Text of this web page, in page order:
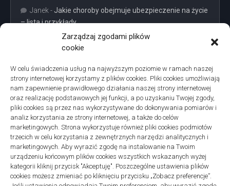
Zarządzaj zgodami plików
cookie
W celu świadczenia usług na najwyższym poziomie w ramach naszej
strony internetowej korzystamy z plików cookies. Pliki cookies umożliwiają
nam zapewnienie prawidłowego działania naszej strony internetowej
oraz realizację podstawowych jej funkcji, a po uzyskaniu Twojej zgody,
pliki cookies są przez nas wykorzystywane do dokonywania pomiarów i
analiz korzystania ze strony internetowej, a także do celów
marketingowych. Strona wykorzystuje również pliki cookies podmiotów
trzecich w celu korzystania z zewnętrznych narzędzi analitycznych i
marketingowych. Aby wyrazić zgodę na instalowanie na Twoim
urządzeniu końcowym plików cookies wszystkich wskazanych wyżej
kategorii kliknij przycisk "Akceptuję". Poszczególne ustawienia plików
cookies możesz zmieniać po kliknięciu przycisku „Zobacz preferencje”.
Janek - Jakie choroby obejmuje ubezpieczenie na życie
– lista i przykłady
Projekty domów Podkarpacie
linki z nap